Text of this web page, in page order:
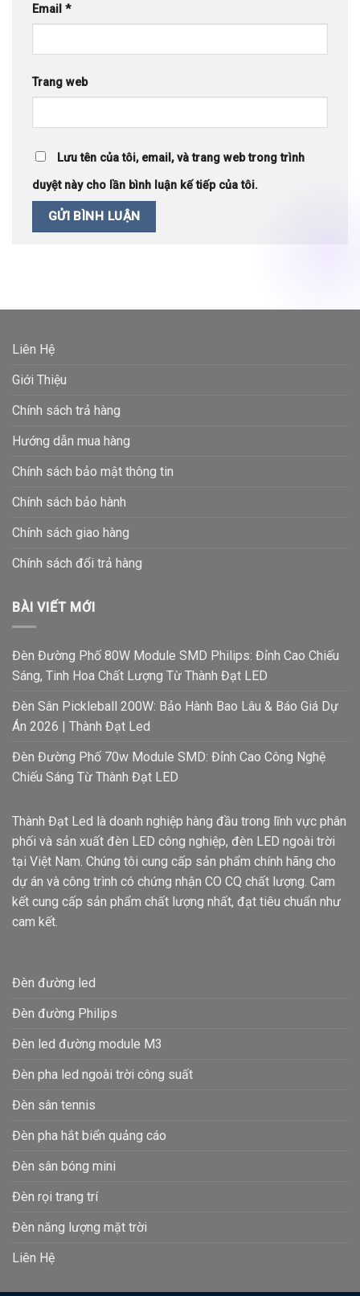
Email *
Trang web
Lưu tên của tôi, email, và trang web trong trình
duyệt này cho lần bình luận kế tiếp của tôi.
Liên Hệ
Giới Thiệu
Chính sách trả hàng
Hướng dẫn mua hàng
Chính sách bảo mật thông tin
Chính sách bảo hành
Chính sách giao hàng
Chính sách đổi trả hàng
BÀI VIẾT MỚI
Đèn Đường Phố 80W Module SMD Philips: Đỉnh Cao Chiếu
Sáng, Tinh Hoa Chất Lượng Từ Thành Đạt LED
Đèn Sân Pickleball 200W: Bảo Hành Bao Lâu & Báo Giá Dự
Án 2026 | Thành Đạt Led
Đèn Đường Phố 70w Module SMD: Đỉnh Cao Công Nghệ
Chiếu Sáng Từ Thành Đạt LED
Thành Đạt Led là doanh nghiệp hàng đầu trong lĩnh vực phân
phối và sản xuất đèn LED công nghiệp, đèn LED ngoài trời
tại Việt Nam. Chúng tôi cung cấp sản phẩm chính hãng cho
dự án và công trình có chứng nhận CO CQ chất lượng. Cam
kết cung cấp sản phẩm chất lượng nhất, đạt tiêu chuẩn như
cam kết.
Đèn đường led
Đèn đường Philips
Đèn led đường module M3
Đèn pha led ngoài trời công suất
Đèn sân tennis
Đèn pha hắt biển quảng cáo
Đèn sân bóng mini
Đèn rọi trang trí
Đèn năng lượng mặt trời
Liên Hệ